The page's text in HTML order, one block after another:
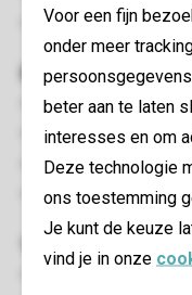
Voor een fijn
onder meer
beter aan te laten
interesses en om
Deze technologie
ons toestemming
Je kunt de keuze
vind je in onze
Slaapkamer met
Buiten
Afgesloten terras
Luxe bubbelbad
Terrasmeubilair
Parkeren vlakbij de